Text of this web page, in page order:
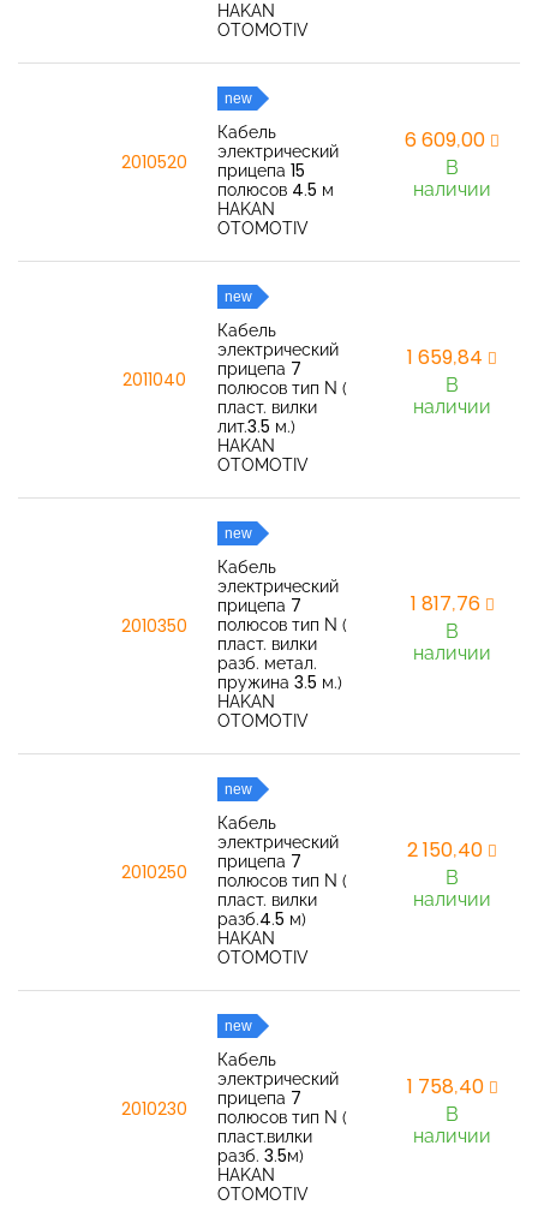
HAKAN
OTOMOTIV
2010520
new
Кабель
электрический
прицепа 15
полюсов 4.5 м
HAKAN
OTOMOTIV
6 609,00
В
наличии
2011040
new
Кабель
электрический
прицепа 7
полюсов тип N (
пласт. вилки
лит.3.5 м.)
HAKAN
OTOMOTIV
1 659,84
В
наличии
2010350
new
Кабель
электрический
прицепа 7
полюсов тип N (
пласт. вилки
разб. метал.
пружина 3.5 м.)
HAKAN
OTOMOTIV
1 817,76
В
наличии
2010250
new
Кабель
электрический
прицепа 7
полюсов тип N (
пласт. вилки
разб.4.5 м)
HAKAN
OTOMOTIV
2 150,40
В
наличии
2010230
new
Кабель
электрический
прицепа 7
полюсов тип N (
пласт.вилки
разб. 3.5м)
HAKAN
OTOMOTIV
1 758,40
В
наличии